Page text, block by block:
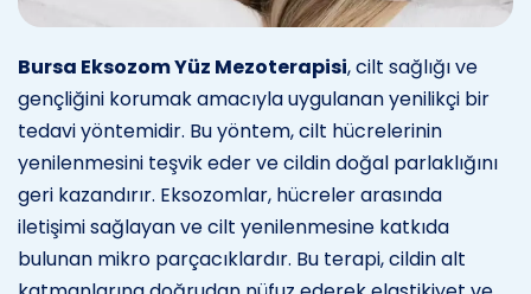
Bursa Eksozom Yüz Mezoterapisi, cilt sağlığı ve
gençliğini korumak amacıyla uygulanan yenilikçi bir
tedavi yöntemidir. Bu yöntem, cilt hücrelerinin
yenilenmesini teşvik eder ve cildin doğal parlaklığını
geri kazandırır. Eksozomlar, hücreler arasında
iletişimi sağlayan ve cilt yenilenmesine katkıda
bulunan mikro parçacıklardır. Bu terapi, cildin alt